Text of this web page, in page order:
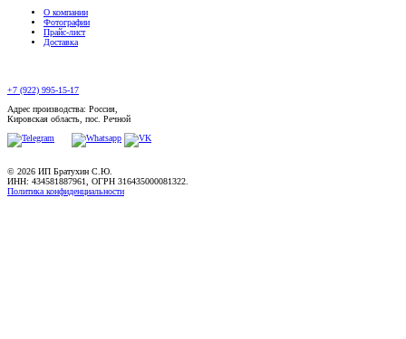
О компании
Фотографии
Прайс-лист
Доставка
+7 (922) 995-15-17
Адрес производства: Россия,
Кировская область, пос. Речной
© 2026 ИП Братухин С.Ю.
ИНН: 434581887961, ОГРН 316435000081322.
Политика конфиденциальности